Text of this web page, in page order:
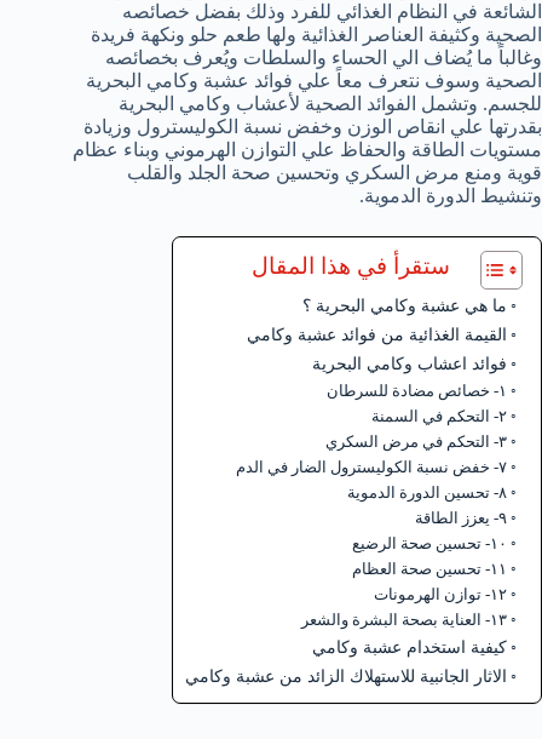
الشائعة في النظام الغذائي للفرد وذلك بفضل خصائصه
الصحية وكثيفة العناصر الغذائية ولها طعم حلو ونكهة فريدة
وغالباً ما يُضاف الي الحساء والسلطات ويُعرف بخصائصه
الصحية وسوف نتعرف معاً علي فوائد عشبة وكامي البحرية
للجسم. وتشمل الفوائد الصحية لأعشاب وكامي البحرية
بقدرتها علي انقاص الوزن وخفض نسبة الكوليسترول وزيادة
مستويات الطاقة والحفاظ علي التوازن الهرموني وبناء عظام
قوية ومنع مرض السكري وتحسين صحة الجلد والقلب
وتنشيط الدورة الدموية.
ستقرأ في هذا المقال
ما هي عشبة وكامي البحرية ؟
القيمة الغذائية من فوائد عشبة وكامي
فوائد اعشاب وكامي البحرية
١- خصائص مضادة للسرطان
٢- التحكم في السمنة
٣- التحكم في مرض السكري
٧- خفض نسبة الكوليسترول الضار في الدم
٨- تحسين الدورة الدموية
٩- يعزز الطاقة
١٠- تحسين صحة الرضيع
١١- تحسين صحة العظام
١٢- توازن الهرمونات
١٣- العناية بصحة البشرة والشعر
كيفية استخدام عشبة وكامي
الاثار الجانبية للاستهلاك الزائد من عشبة وكامي